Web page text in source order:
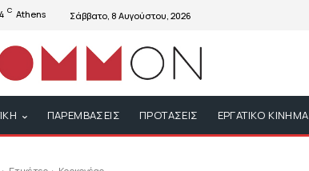
C Athens Σάββατο, 8 Αυγούστου, 2026
ΠΑΡΕΜΒΑΣΕΙΣ ΠΡΟΤΑΣΕΙΣ ΕΡΓΑΤΙΚΟ ΚΙΝΗΜΑ